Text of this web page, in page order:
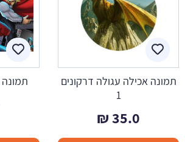
תמונה אכילה עגולה דרקונים
1
35.0
₪
תמונה